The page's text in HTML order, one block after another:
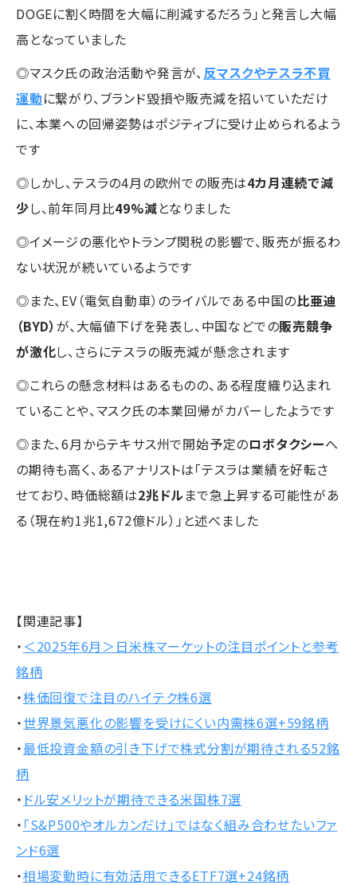
DOGEに割く時間を大幅に削減するだろう」と発言し大幅
高となっていました
◎マスク氏の政治活動や発言が、反マスクやテスラ不買
運動に繋がり、ブランド毀損や販売減を招いていただけ
に、本業への回帰姿勢はポジティブに受け止められるよう
です
◎しかし、テスラの4月の欧州での販売は4カ月連続で減
少し、前年同月比49%減となりました
◎イメージの悪化やトランプ関税の影響で、販売が振るわ
ない状況が続いているようです
◎また、EV（電気自動車）のライバルである中国の比亜迪
（BYD） が、大幅値下げを発表し、中国などでの販売競争
が激化し、さらにテスラの販売減が懸念されます
◎これらの懸念材料はあるものの、ある程度織り込まれ
ていることや、マスク氏の本業回帰がカバーしたようです
◎また、6月からテキサス州で開始予定のロボタクシーへ
の期待も高く、あるアナリストは「テスラは業績を好転さ
せており、時価総額は2兆ドル まで急上昇する可能性があ
る（現在約1兆1,672億ドル）」と述べました
【関連記事】
・ ＜2025年6月＞日米株マーケットの注目ポイントと参考
銘柄
・株価回復で注目のハイテク株6選
・世界景気悪化の影響を受けにくい内需株6選+59銘柄
・最低投資金額の引き下げで株式分割が期待される52銘
柄
・ ドル安メリットが期待できる米国株7選
・ 「S&P500やオルカンだけ」ではなく組み合わせたいファ
ンド6選
・相場変動時に有効活用できるETF7選+24銘柄